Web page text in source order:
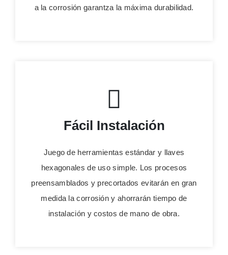
a la corrosión garantza la máxima durabilidad.
Fácil Instalación
Juego de herramientas estándar y llaves
hexagonales de uso simple. Los procesos
preensamblados y precortados evitarán en gran
medida la corrosión y ahorrarán tiempo de
instalación y costos de mano de obra.